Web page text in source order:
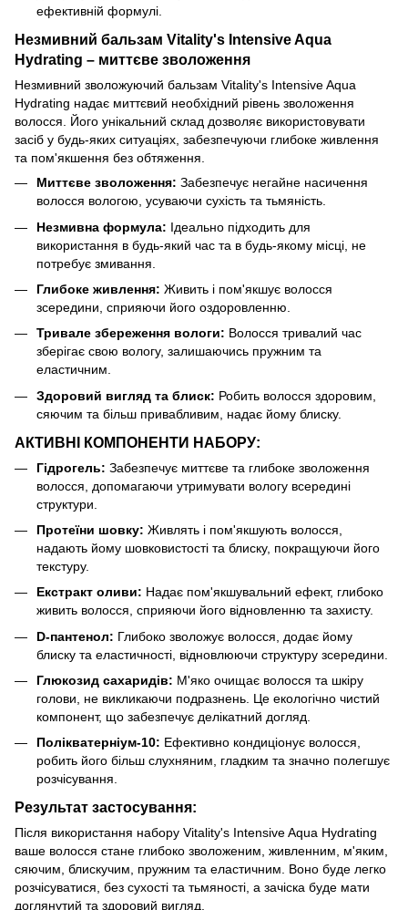
ефективній формулі.
Незмивний бальзам Vitality's Intensive Aqua
Hydrating – миттєве зволоження
Незмивний зволожуючий бальзам Vitality's Intensive Aqua
Hydrating надає миттєвий необхідний рівень зволоження
волосся. Його унікальний склад дозволяє використовувати
засіб у будь-яких ситуаціях, забезпечуючи глибоке живлення
та пом'якшення без обтяження.
Миттєве зволоження: Забезпечує негайне насичення
волосся вологою, усуваючи сухість та тьмяність.
Незмивна формула: Ідеально підходить для
використання в будь-який час та в будь-якому місці, не
потребує змивання.
Глибоке живлення: Живить і пом'якшує волосся
зсередини, сприяючи його оздоровленню.
Тривале збереження вологи: Волосся тривалий час
зберігає свою вологу, залишаючись пружним та
еластичним.
Здоровий вигляд та блиск: Робить волосся здоровим,
сяючим та більш привабливим, надає йому блиску.
АКТИВНІ КОМПОНЕНТИ НАБОРУ:
Гідрогель: Забезпечує миттєве та глибоке зволоження
волосся, допомагаючи утримувати вологу всередині
структури.
Протеїни шовку: Живлять і пом'якшують волосся,
надають йому шовковистості та блиску, покращуючи його
текстуру.
Екстракт оливи: Надає пом'якшувальний ефект, глибоко
живить волосся, сприяючи його відновленню та захисту.
D-пантенол: Глибоко зволожує волосся, додає йому
блиску та еластичності, відновлюючи структуру зсередини.
Глюкозид сахаридів: М'яко очищає волосся та шкіру
голови, не викликаючи подразнень. Це екологічно чистий
компонент, що забезпечує делікатний догляд.
Полікватерніум-10: Ефективно кондиціонує волосся,
робить його більш слухняним, гладким та значно полегшує
розчісування.
Результат застосування:
Після використання набору Vitality's Intensive Aqua Hydrating
ваше волосся стане глибоко зволоженим, живленним, м'яким,
сяючим, блискучим, пружним та еластичним. Воно буде легко
розчісуватися, без сухості та тьмяності, а зачіска буде мати
доглянутий та здоровий вигляд.